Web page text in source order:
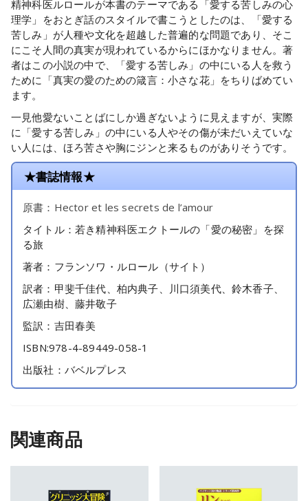
精神科医ルロールが本書のテーマである「愛する苦しみの心
理学」をおとぎ話のスタイルで書こうとしたのは、「愛する
苦しみ」が人種や文化を超越した普遍的な問題であり、そこ
にこそ人間の真実が現われているからにほかなりません。著
者はこの小説の中で、「愛する苦しみ」の中にいる人を救う
ために「真実の愛のための箴言：小さな花」をちりばめてい
ます。
一見他愛ないことばにしか過ぎないように見えますが、実際
に「愛する苦しみ」の中にいる人やその傷が未だいえていな
い人には、ほろ苦さや胸にジンと来るものがありそうです。
★書誌情報★
原書：Hector et les secrets de l’amour
タイトル：若き精神科医エクトールの「愛の秘密」を探
る旅
著者：フランソワ・ルロール（サイト）
訳者：甲斐千佳代、柏内典子、川口須美代、鈴木香子、
広瀬由樹、藤井敬子
監訳：吉田春美
ISBN:978-4-89449-058-1
出版社：バベルプレス
関連商品